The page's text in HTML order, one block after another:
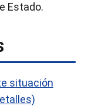
Estado.
situación